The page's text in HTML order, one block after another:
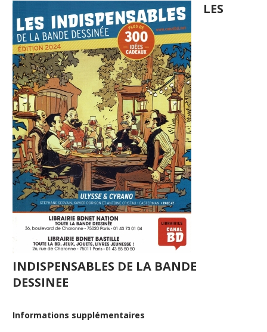
LES
INDISPENSABLES DE LA BANDE
DESSINEE
Informations supplémentaires